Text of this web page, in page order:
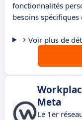
fonctionnalités
besoins spécifiques
Voir plus de
Meta
Le 1er